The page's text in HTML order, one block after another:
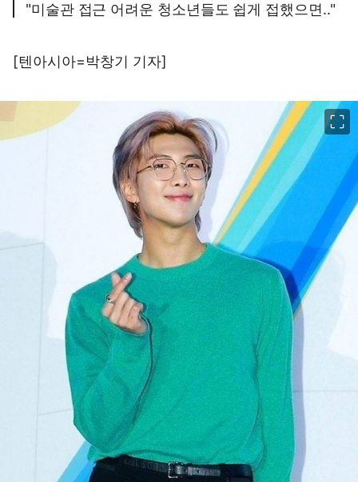
"미술관 접근 어려운 청소년들도 쉽게 접했으면.."
[텐아시아=박창기 기자]